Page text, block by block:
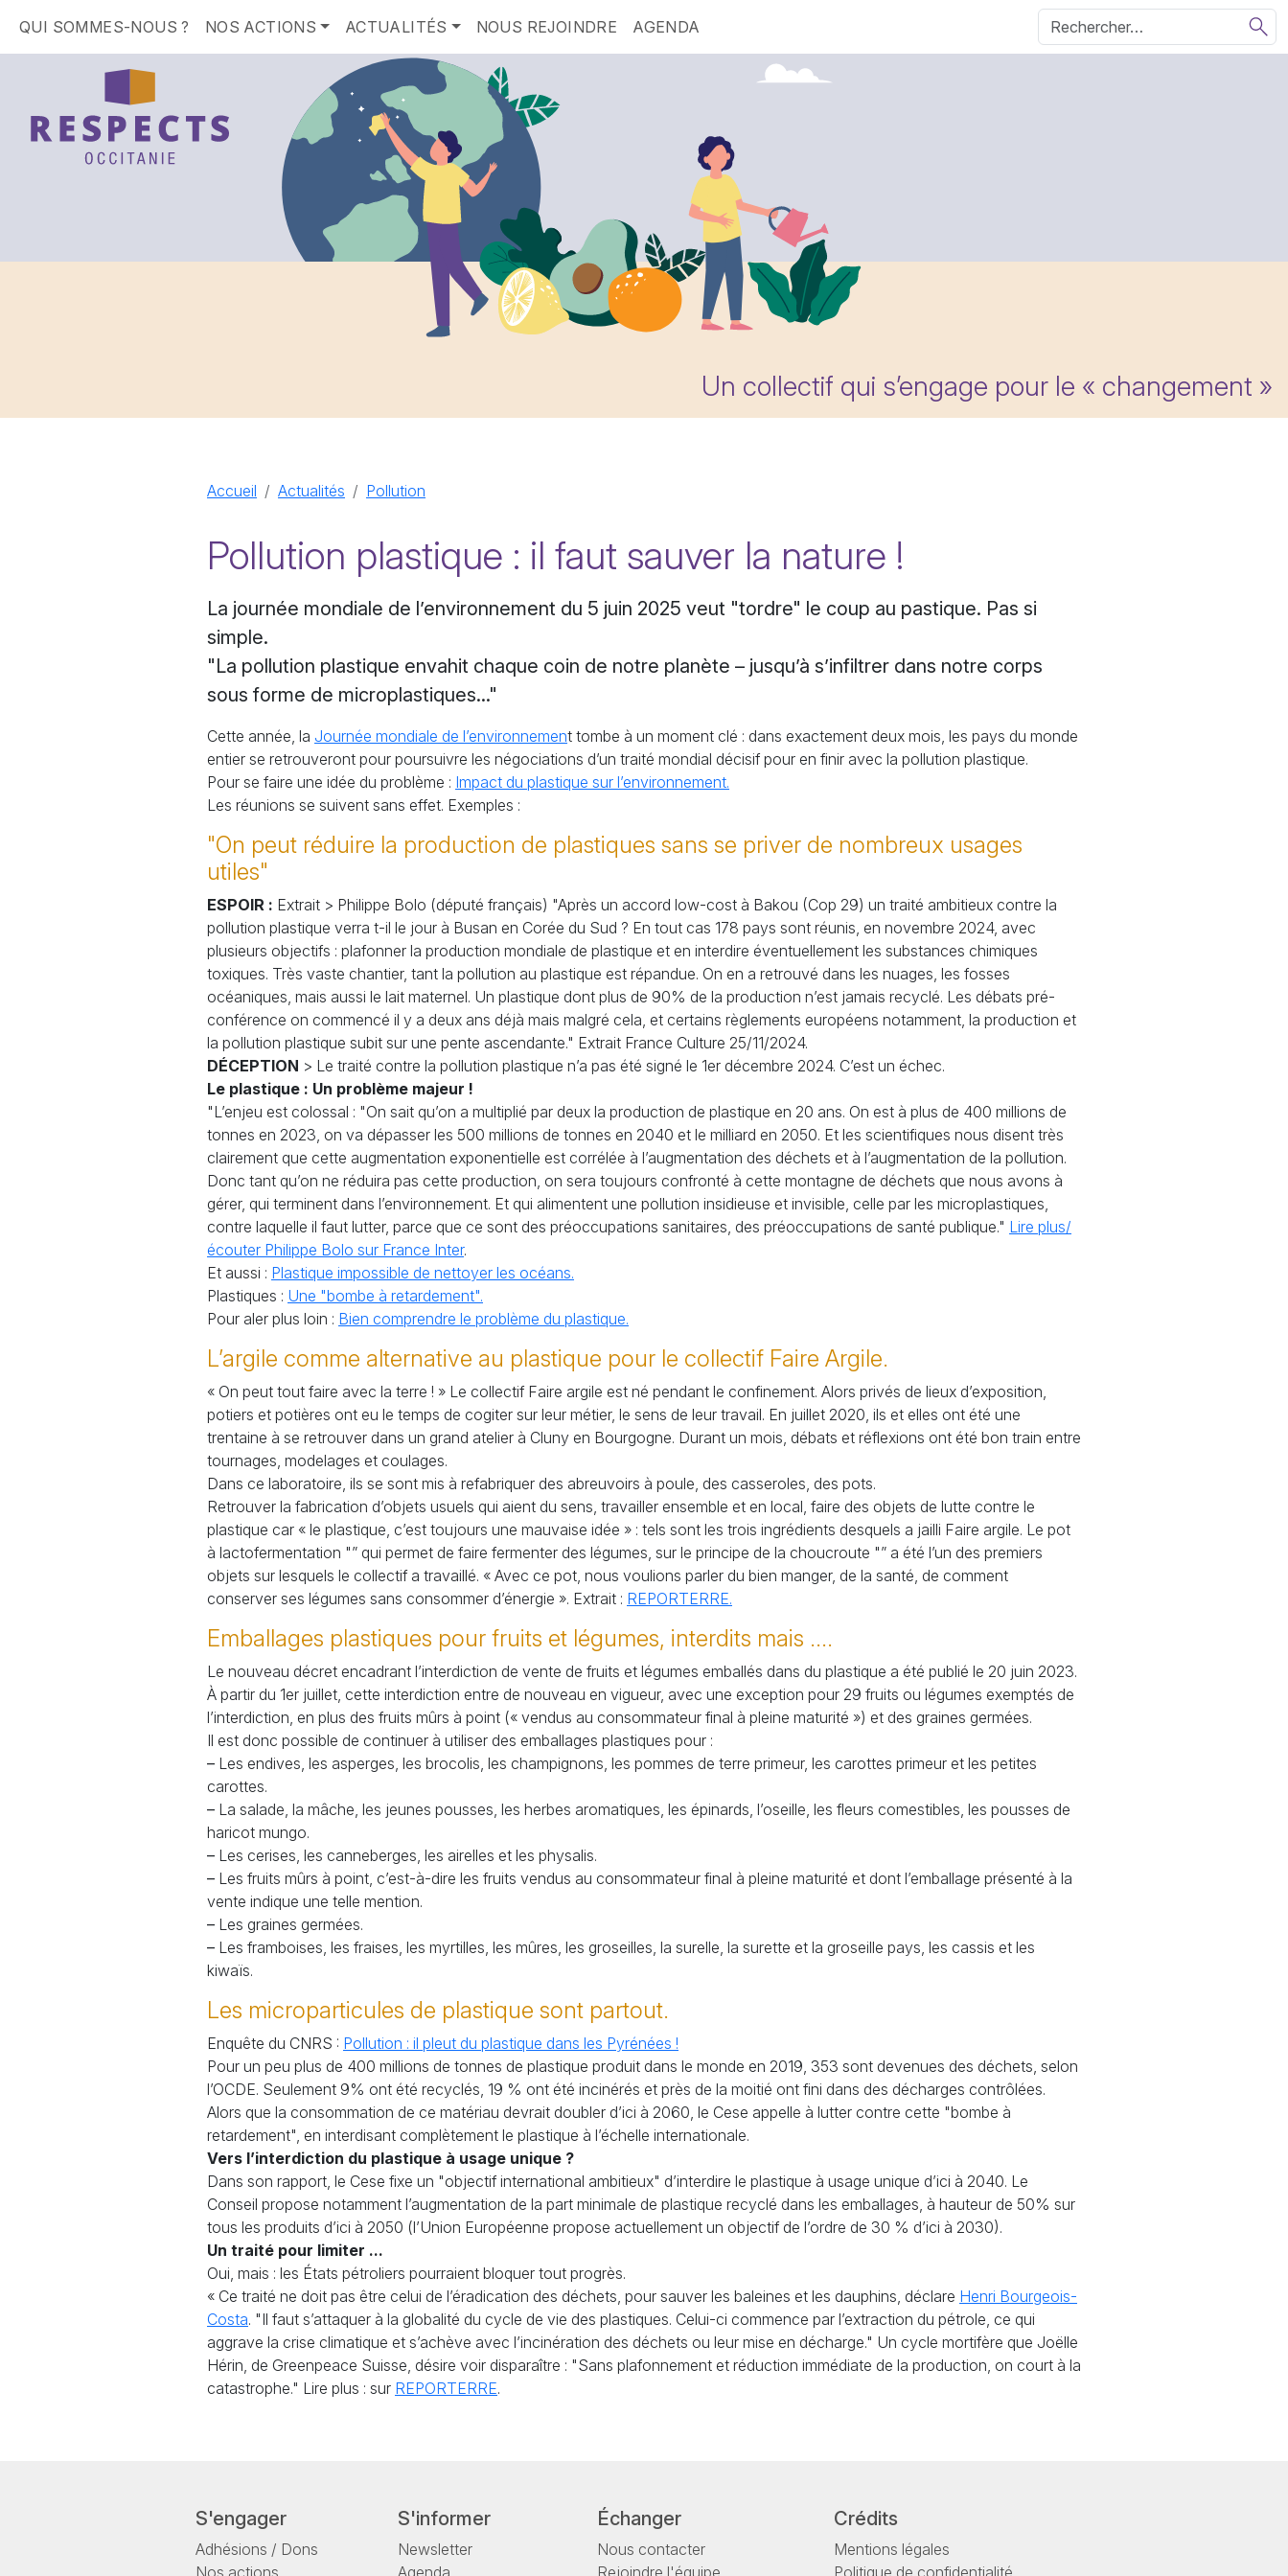
QUI SOMMES-NOUS ? NOS ACTIONS ACTUALITÉS NOUS REJOINDRE AGENDA
Un collectif qui s’engage pour le « changement »
Accueil Actualités Pollution
Pollution plastique : il faut sauver la nature !
La journée mondiale de l’environnement du 5 juin 2025 veut "tordre" le coup au pastique. Pas si
simple.
"La pollution plastique envahit chaque coin de notre planète – jusqu’à s’infiltrer dans notre corps
sous forme de microplastiques..."
Cette année, la Journée mondiale de l’environnement tombe à un moment clé : dans exactement deux mois, les pays du monde
entier se retrouveront pour poursuivre les négociations d’un traité mondial décisif pour en finir avec la pollution plastique.
Pour se faire une idée du problème : Impact du plastique sur l’environnement.
Les réunions se suivent sans effet. Exemples :
"On peut réduire la production de plastiques sans se priver de nombreux usages
utiles"
ESPOIR : Extrait > Philippe Bolo (député français) "Après un accord low-cost à Bakou (Cop 29) un traité ambitieux contre la
pollution plastique verra t-il le jour à Busan en Corée du Sud ? En tout cas 178 pays sont réunis, en novembre 2024, avec
plusieurs objectifs : plafonner la production mondiale de plastique et en interdire éventuellement les substances chimiques
toxiques. Très vaste chantier, tant la pollution au plastique est répandue. On en a retrouvé dans les nuages, les fosses
océaniques, mais aussi le lait maternel. Un plastique dont plus de 90% de la production n’est jamais recyclé. Les débats pré-
conférence on commencé il y a deux ans déjà mais malgré cela, et certains règlements européens notamment, la production et
la pollution plastique subit sur une pente ascendante." Extrait France Culture 25/11/2024.
DÉCEPTION > Le traité contre la pollution plastique n’a pas été signé le 1er décembre 2024. C’est un échec.
Le plastique : Un problème majeur !
"L’enjeu est colossal : "On sait qu’on a multiplié par deux la production de plastique en 20 ans. On est à plus de 400 millions de
tonnes en 2023, on va dépasser les 500 millions de tonnes en 2040 et le milliard en 2050. Et les scientifiques nous disent très
clairement que cette augmentation exponentielle est corrélée à l’augmentation des déchets et à l’augmentation de la pollution.
Donc tant qu’on ne réduira pas cette production, on sera toujours confronté à cette montagne de déchets que nous avons à
gérer, qui terminent dans l’environnement. Et qui alimentent une pollution insidieuse et invisible, celle par les microplastiques,
contre laquelle il faut lutter, parce que ce sont des préoccupations sanitaires, des préoccupations de santé publique." Lire plus/
écouter Philippe Bolo sur France Inter.
Et aussi : Plastique impossible de nettoyer les océans.
Plastiques : Une "bombe à retardement".
Pour aler plus loin : Bien comprendre le problème du plastique.
L’argile comme alternative au plastique pour le collectif Faire Argile.
« On peut tout faire avec la terre ! » Le collectif Faire argile est né pendant le confinement. Alors privés de lieux d’exposition,
potiers et potières ont eu le temps de cogiter sur leur métier, le sens de leur travail. En juillet 2020, ils et elles ont été une
trentaine à se retrouver dans un grand atelier à Cluny en Bourgogne. Durant un mois, débats et réflexions ont été bon train entre
tournages, modelages et coulages.
Dans ce laboratoire, ils se sont mis à refabriquer des abreuvoirs à poule, des casseroles, des pots.
Retrouver la fabrication d’objets usuels qui aient du sens, travailler ensemble et en local, faire des objets de lutte contre le
plastique car « le plastique, c’est toujours une mauvaise idée » : tels sont les trois ingrédients desquels a jailli Faire argile. Le pot
à lactofermentation "” qui permet de faire fermenter des légumes, sur le principe de la choucroute "” a été l’un des premiers
objets sur lesquels le collectif a travaillé. « Avec ce pot, nous voulions parler du bien manger, de la santé, de comment
conserver ses légumes sans consommer d’énergie ». Extrait : REPORTERRE.
Emballages plastiques pour fruits et légumes, interdits mais ....
Le nouveau décret encadrant l’interdiction de vente de fruits et légumes emballés dans du plastique a été publié le 20 juin 2023.
À partir du 1er juillet, cette interdiction entre de nouveau en vigueur, avec une exception pour 29 fruits ou légumes exemptés de
l’interdiction, en plus des fruits mûrs à point (« vendus au consommateur final à pleine maturité ») et des graines germées.
Il est donc possible de continuer à utiliser des emballages plastiques pour :
– Les endives, les asperges, les brocolis, les champignons, les pommes de terre primeur, les carottes primeur et les petites
carottes.
– La salade, la mâche, les jeunes pousses, les herbes aromatiques, les épinards, l’oseille, les fleurs comestibles, les pousses de
haricot mungo.
– Les cerises, les canneberges, les airelles et les physalis.
– Les fruits mûrs à point, c’est-à-dire les fruits vendus au consommateur final à pleine maturité et dont l’emballage présenté à la
vente indique une telle mention.
– Les graines germées.
– Les framboises, les fraises, les myrtilles, les mûres, les groseilles, la surelle, la surette et la groseille pays, les cassis et les
kiwaïs.
Les microparticules de plastique sont partout.
Enquête du CNRS : Pollution : il pleut du plastique dans les Pyrénées !
Pour un peu plus de 400 millions de tonnes de plastique produit dans le monde en 2019, 353 sont devenues des déchets, selon
l’OCDE. Seulement 9% ont été recyclés, 19 % ont été incinérés et près de la moitié ont fini dans des décharges contrôlées.
Alors que la consommation de ce matériau devrait doubler d’ici à 2060, le Cese appelle à lutter contre cette "bombe à
retardement", en interdisant complètement le plastique à l’échelle internationale.
Vers l’interdiction du plastique à usage unique ?
Dans son rapport, le Cese fixe un "objectif international ambitieux" d’interdire le plastique à usage unique d’ici à 2040. Le
Conseil propose notamment l’augmentation de la part minimale de plastique recyclé dans les emballages, à hauteur de 50% sur
tous les produits d’ici à 2050 (l’Union Européenne propose actuellement un objectif de l’ordre de 30 % d’ici à 2030).
Un traité pour limiter ...
Oui, mais : les États pétroliers pourraient bloquer tout progrès.
« Ce traité ne doit pas être celui de l’éradication des déchets, pour sauver les baleines et les dauphins, déclare Henri Bourgeois-
Costa. "Il faut s’attaquer à la globalité du cycle de vie des plastiques. Celui-ci commence par l’extraction du pétrole, ce qui
aggrave la crise climatique et s’achève avec l’incinération des déchets ou leur mise en décharge." Un cycle mortifère que Joëlle
Hérin, de Greenpeace Suisse, désire voir disparaître : "Sans plafonnement et réduction immédiate de la production, on court à la
catastrophe." Lire plus : sur REPORTERRE.
S'engager
Adhésions / Dons
Nos actions
S'informer
Newsletter
Agenda
Échanger
Nous contacter
Rejoindre l'équipe
Crédits
Mentions légales
Politique de confidentialité